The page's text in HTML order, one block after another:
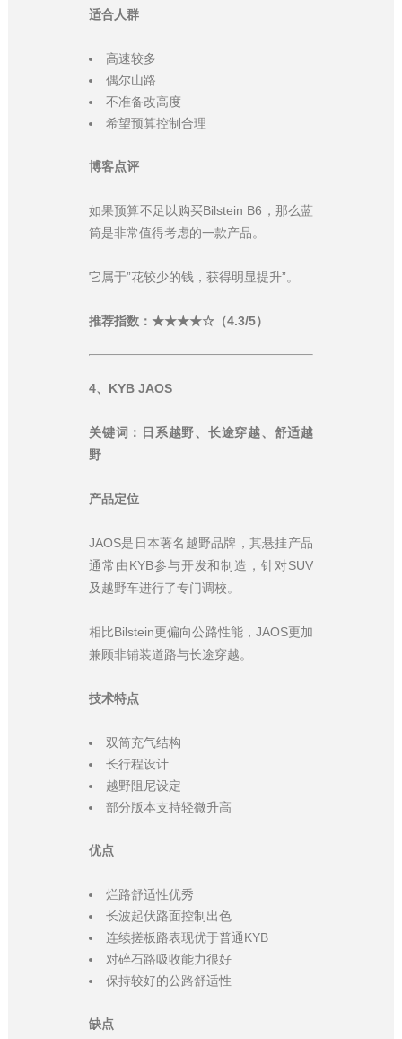
适合人群
高速较多
偶尔山路
不准备改高度
希望预算控制合理
博客点评
如果预算不足以购买Bilstein B6，那么蓝
筒是非常值得考虑的一款产品。
它属于”花较少的钱，获得明显提升”。
推荐指数：★★★★☆（4.3/5）
4、KYB JAOS
关键词：日系越野、长途穿越、舒适越
野
产品定位
JAOS是日本著名越野品牌，其悬挂产品
通常由KYB参与开发和制造，针对SUV
及越野车进行了专门调校。
相比Bilstein更偏向公路性能，JAOS更加
兼顾非铺装道路与长途穿越。
技术特点
双筒充气结构
长行程设计
越野阻尼设定
部分版本支持轻微升高
优点
烂路舒适性优秀
长波起伏路面控制出色
连续搓板路表现优于普通KYB
对碎石路吸收能力很好
保持较好的公路舒适性
缺点